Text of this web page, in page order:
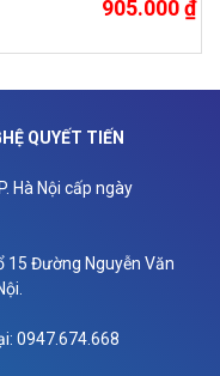
905.000 ₫
QUYẾT TIẾN
Hà Nội cấp ngày
15 Đường Nguyễn Văn
0947.674.668